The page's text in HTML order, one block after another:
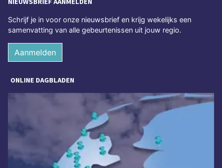
Schrijf je in voor onze nieuwsbrief en krijg wekelijks een
samenvatting van alle gebeurtenissen uit jouw regio.
Aanmelden
ONLINE DAGBLADEN